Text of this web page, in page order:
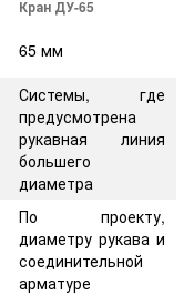
Кран ДУ-65
65 мм
Системы, где
предусмотрена
рукавная линия
большего
диаметра
По проекту,
диаметру рукава и
соединительной
арматуре